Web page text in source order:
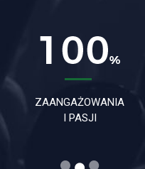
ZAANGAŻOWANIA
I PASJI